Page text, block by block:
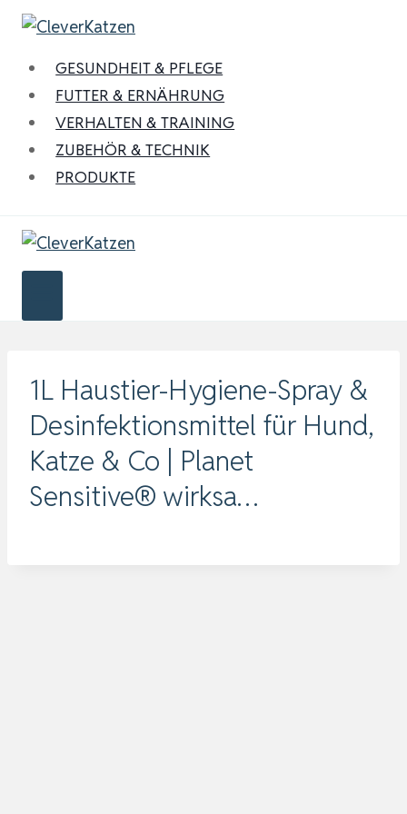
Zum
Inhalt
springenGESUNDHEIT & PFLEGE
FUTTER & ERNÄHRUNG
VERHALTEN & TRAINING
ZUBEHÖR & TECHNIK
PRODUKTE
1L Haustier-Hygiene-Spray &
Desinfektionsmittel für Hund,
Katze & Co | Planet
Sensitive® wirksa…